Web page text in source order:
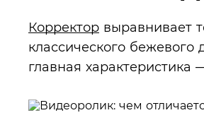
Корректор выравнивает
классического бежевого
главная